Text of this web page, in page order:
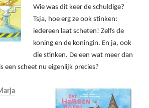
Wie was dit keer de schuldige?
Tsja, hoe erg ze ook stinken:
iedereen laat scheten! Zelfs de
koning en de koningin. En ja, ook
die stinken. De een wat meer dan
een scheet nu eigenlijk precies?